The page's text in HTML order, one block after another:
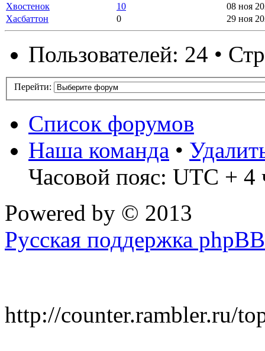
Хвостенок
10
08 ноя
Хасбаттон
0 29 ноя
Пользователей: 24 •
Перейти:
Список форумов
Наша команда •
Часовой пояс: UTC + 4
Powered by © 2013
Русская поддержка phpBB
http://counter.rambler.ru/